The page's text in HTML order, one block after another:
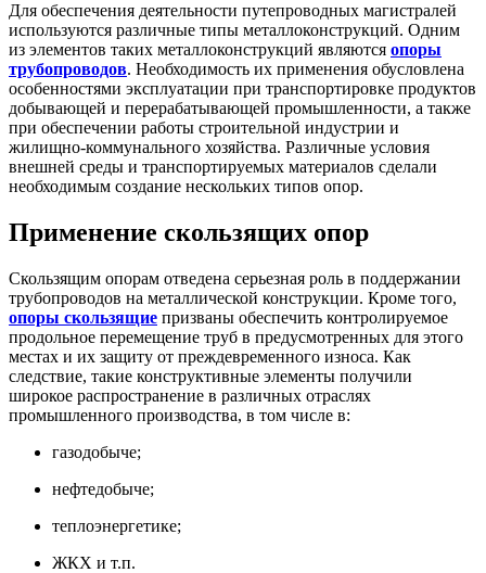
Для обеспечения деятельности путепроводных магистралей
используются различные типы металлоконструкций. Одним
из элементов таких металлоконструкций являются опоры
трубопроводов. Необходимость их применения обусловлена
особенностями эксплуатации при транспортировке продуктов
добывающей и перерабатывающей промышленности, а также
при обеспечении работы строительной индустрии и
жилищно-коммунального хозяйства. Различные условия
внешней среды и транспортируемых материалов сделали
необходимым создание нескольких типов опор.
Применение скользящих опор
Скользящим опорам отведена серьезная роль в поддержании
трубопроводов на металлической конструкции. Кроме того,
опоры скользящие призваны обеспечить контролируемое
продольное перемещение труб в предусмотренных для этого
местах и их защиту от преждевременного износа. Как
следствие, такие конструктивные элементы получили
широкое распространение в различных отраслях
промышленного производства, в том числе в:
газодобыче;
нефтедобыче;
теплоэнергетике;
ЖКХ и т.п.